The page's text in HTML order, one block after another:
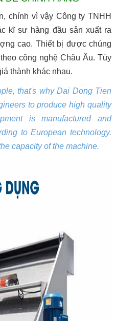
chính vì vậy Công ty TNHH
kĩ sư hàng đầu sản xuất ra
cao. Thiết bị được chúng
công nghệ Châu Âu. Tùy
thành khác nhau.
that's why Dai Dong Tien
to produce high quality
is manufactured and
to European technology.
capacity of the machine.